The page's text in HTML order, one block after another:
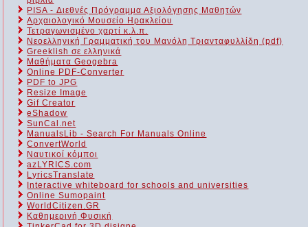
PISA - Διεθνές Πρόγραμμα Αξιολόγησης Μαθητών
Αρχαιολογικό Μουσείο Ηρακλείου
Τετραγωνισμένο χαρτί κ.λ.π.
Νεοελληνική Γραμματική του Μανόλη Τριανταφυλλίδη (pdf)
Greeklish σε ελληνικά
Μαθήματα Geogebra
Online PDF-Converter
PDF to JPG
Resize Image
Gif Creator
eShadow
SunCal.net
ManualsLib - Search For Manuals Online
ConvertWorld
Ναυτικοί κόμποι
azLYRICS.com
LyricsTranslate
Interactive whiteboard for schools and universities
Online Sumopaint
WorldCitizen.GR
Καθημερινή Φυσική